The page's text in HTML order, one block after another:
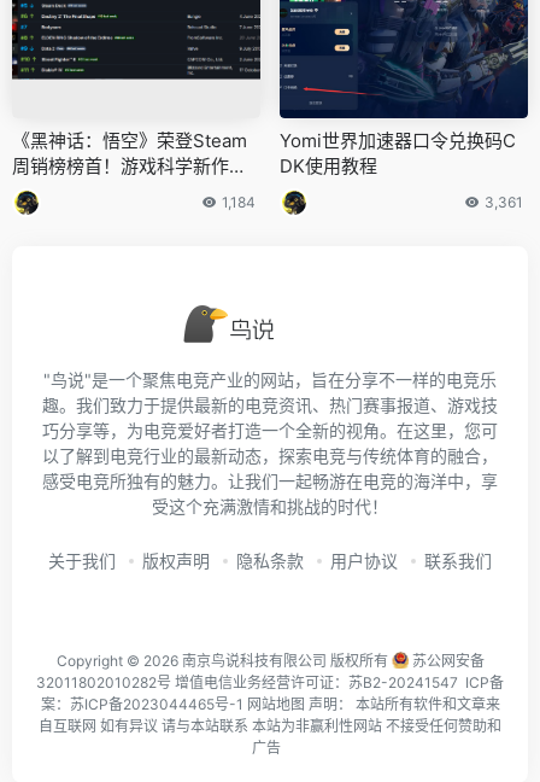
《黑神话：悟空》荣登Steam
周销榜榜首！游戏科学新作备
受瞩目！
1,184
Yomi世界加速器口令兑换码C
DK使用教程
3,361
"鸟说"是一个聚焦电竞产业的网站，旨在分享不一样的电竞乐
趣。我们致力于提供最新的电竞资讯、热门赛事报道、游戏技
巧分享等，为电竞爱好者打造一个全新的视角。在这里，您可
以了解到电竞行业的最新动态，探索电竞与传统体育的融合，
感受电竞所独有的魅力。让我们一起畅游在电竞的海洋中，享
受这个充满激情和挑战的时代！
关于我们 版权声明 隐私条款 用户协议 联系我们
Copyright © 2026 南京鸟说科技有限公司 版权所有
苏公网安备
32011802010282号 增值电信业务经营许可证：苏B2-20241547 ICP备
案： 苏ICP备2023044465号-1 网站地图 声明： 本站所有软件和文章来
自互联网 如有异议 请与本站联系 本站为非赢利性网站 不接受任何赞助和
广告